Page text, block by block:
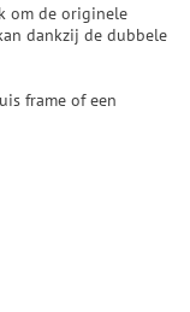
om de originele
dankzij de dubbele
frame of een